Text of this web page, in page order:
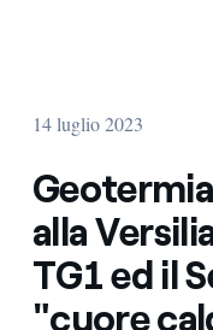
14 luglio 2023
alla
TG1 ed il
"cuore